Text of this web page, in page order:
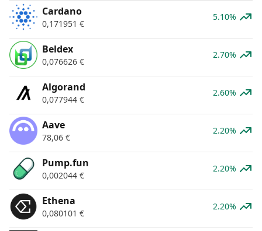
Cardano
0,171951 €
5.10%
Beldex
0,076626 €
2.70%
Algorand
0,077944 €
2.60%
Aave
78,06 €
2.20%
Pump.fun
0,002044 €
2.20%
Ethena
0,080101 €
2.20%